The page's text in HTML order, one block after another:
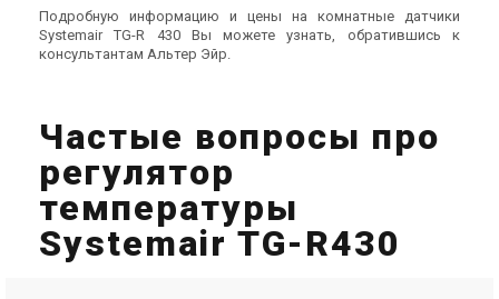
Датчик для вентиляции
Systemair TG-D130
Цена
5 208 грн6 510 грн
Купить
Датчик для вентиляции
Systemair TG-R600
Купить
Подробную информацию и цены на комнатные датчики
Systemair TG-R 430 Вы можете узнать, обратившись к
консультантам Альтер Эйр.
Частые вопросы про
регулятор
температуры
Systemair TG-R430